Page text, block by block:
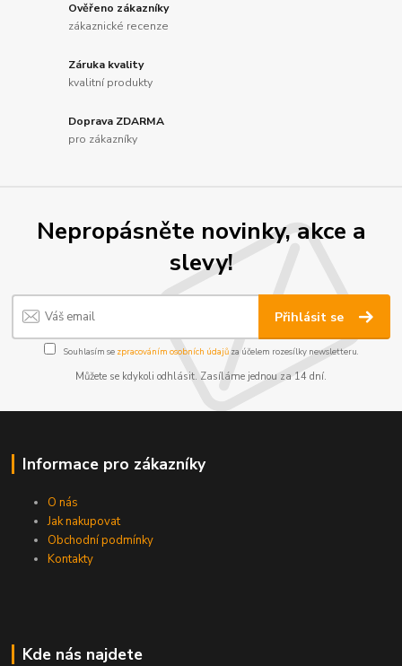
Ověřeno zákazníky
zákaznické recenze
Záruka kvality
kvalitní produkty
Doprava ZDARMA
pro zákazníky
Nepropásněte novinky, akce a
slevy!
Přihlásit se
Souhlasím se zpracováním osobních údajůza účelem rozesílky newsletteru.
Můžete se kdykoli odhlásit. Zasíláme jednou za 14 dní.
Informace pro zákazníky
O nás
Jak nakupovat
Obchodní podmínky
Kontakty
Kde nás najdete